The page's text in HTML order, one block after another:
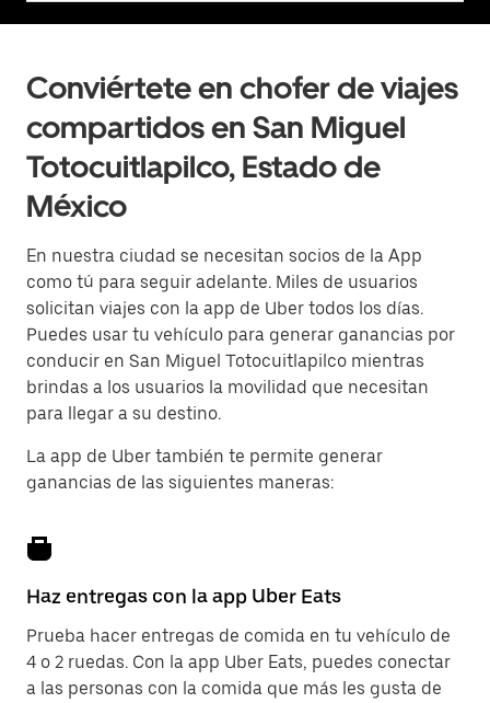
Conviértete en chofer de viajes
compartidos en San Miguel
Totocuitlapilco, Estado de
México
En nuestra ciudad se necesitan socios de la App
como tú para seguir adelante. Miles de usuarios
solicitan viajes con la app de Uber todos los días.
Puedes usar tu vehículo para generar ganancias por
conducir en San Miguel Totocuitlapilco mientras
brindas a los usuarios la movilidad que necesitan
para llegar a su destino.
La app de Uber también te permite generar
ganancias de las siguientes maneras:
Haz entregas con la app Uber Eats
Prueba hacer entregas de comida en tu vehículo de
4 o 2 ruedas. Con la app Uber Eats, puedes conectar
a las personas con la comida que más les gusta de